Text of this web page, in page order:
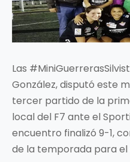
Las
González, disputó este
tercer partido de la
local del F7 ante el
encuentro finalizó 9-1,
de la temporada para el